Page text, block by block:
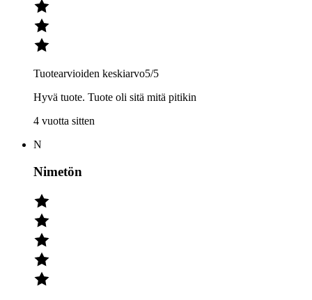
Tuotearvioiden keskiarvo5/5
Hyvä tuote. Tuote oli sitä mitä pitikin
4 vuotta sitten
N
Nimetön